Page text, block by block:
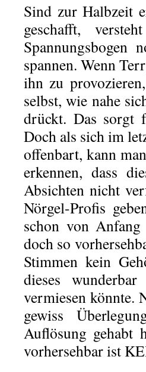
Sind zur Halbzeit
geschafft,
spannen. Wenn
ihn zu
selbst, wie nahe
drückt. Das sorgt
Doch als sich im
offenbart, kann
erkennen, dass
Absichten nicht
Nörgel-Profis
schon von
doch so
Stimmen kein
dieses
vermiesen könnte.
gewiss
Auflösung gehabt
vorhersehbar ist